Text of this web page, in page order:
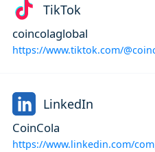
TikTok
coincolaglobal
https://www.tiktok.com/
LinkedIn
CoinCola
https://www.linkedin.com/